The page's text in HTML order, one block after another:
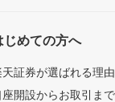
じめての方へ
天証券が選ばれる理由
座開設からお取引ま